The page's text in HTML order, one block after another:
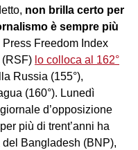
non brilla certo per
è sempre più
Freedom Index
(RSF) lo colloca al 162°
Russia (155°),
(160°). Lunedì
d’opposizione
più di trent’anni ha
Bangladesh (BNP),